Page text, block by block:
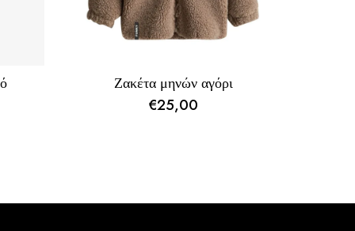
Ζακέτα μηνών αγόρι
€25,00